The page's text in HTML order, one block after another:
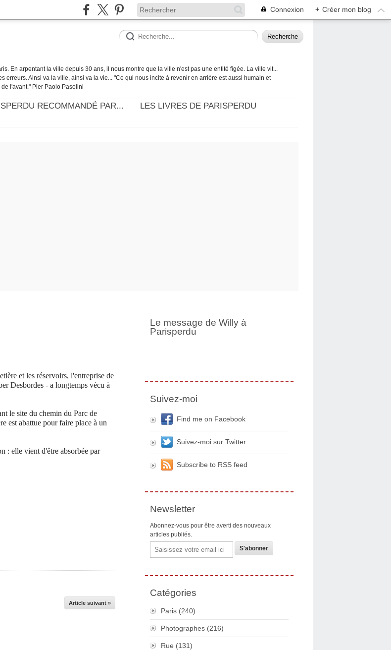
Connexion + Créer mon blog
En arpentant la ville depuis 30 ans, il nous montre que la ville n'est pas une entité figée. La ville vit...
erreurs. Ainsi va la ville, ainsi va la vie... "Ce qui nous incite à revenir en arrière est aussi humain et
l'avant." Pier Paolo Pasolini
RECOMMANDÉ PAR...
LES LIVRES DE PARISPERDU
et les réservoirs, l'entreprise de
Desbordes - a longtemps vécu à
le site du chemin du Parc de
est abattue pour faire place à un
: elle vient d'être absorbée par
Article suivant »
Le message de Willy à
Parisperdu
Suivez-moi
Find me on Facebook
Suivez-moi sur Twitter
Subscribe to RSS feed
Newsletter
Abonnez-vous pour être averti des nouveaux
articles publiés.
Email
Catégories
Paris (240)
Photographes (216)
Rue (131)